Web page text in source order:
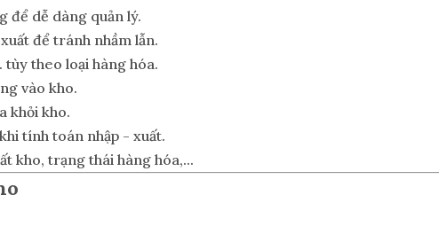
để dễ dàng quản lý.
để tránh nhầm lẫn.
tùy theo loại hàng hóa.
vào kho.
khỏi kho.
tính toán nhập - xuất.
kho, trạng thái hàng hóa,...